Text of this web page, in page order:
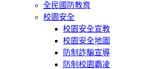
全民國防教育
校園安全
校園安全宣教
校園安全地圖
防制詐騙宣導
防制校園霸凌